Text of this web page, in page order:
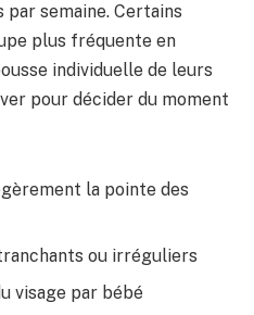
semaine. Certains
plus fréquente en
individuelle de leurs
pour décider du moment
la pointe des
ou irréguliers
visage par bébé